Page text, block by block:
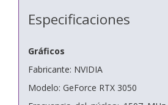
Especificaciones
Gráficos
Fabricante: NVIDIA
Modelo: GeForce RTX 3050